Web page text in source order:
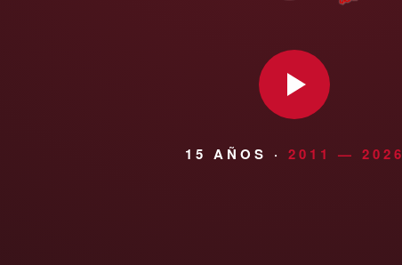
15 AÑOS · 2011 — 2026